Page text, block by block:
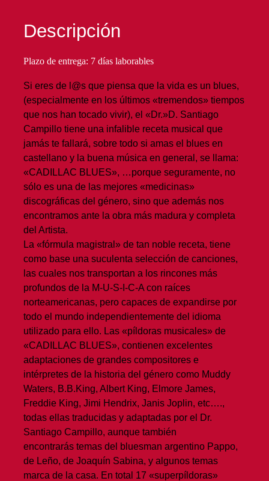
Descripción
Plazo de entrega: 7 días laborables
Si eres de l@s que piensa que la vida es un blues,
(especialmente en los últimos «tremendos» tiempos
que nos han tocado vivir), el «Dr.»D. Santiago
Campillo tiene una infalible receta musical que
jamás te fallará, sobre todo si amas el blues en
castellano y la buena música en general, se llama:
«CADILLAC BLUES», …porque seguramente, no
sólo es una de las mejores «medicinas»
discográficas del género, sino que además nos
encontramos ante la obra más madura y completa
del Artista.
La «fórmula magistral» de tan noble receta, tiene
como base una suculenta selección de canciones,
las cuales nos transportan a los rincones más
profundos de la M-U-S-I-C-A con raíces
norteamericanas, pero capaces de expandirse por
todo el mundo independientemente del idioma
utilizado para ello. Las «píldoras musicales» de
«CADILLAC BLUES», contienen excelentes
adaptaciones de grandes compositores e
intérpretes de la historia del género como Muddy
Waters, B.B.King, Albert King, Elmore James,
Freddie King, Jimi Hendrix, Janis Joplin, etc….,
todas ellas traducidas y adaptadas por el Dr.
Santiago Campillo, aunque también
encontrarás temas del bluesman argentino Pappo,
de Leño, de Joaquín Sabina, y algunos temas
marca de la casa. En total 17 «superpíldoras»